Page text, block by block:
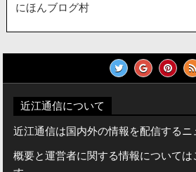
にほんブログ村
近江通信について
近江通信は国内外の情報を配信するニ
概要と運営者に関する情報については